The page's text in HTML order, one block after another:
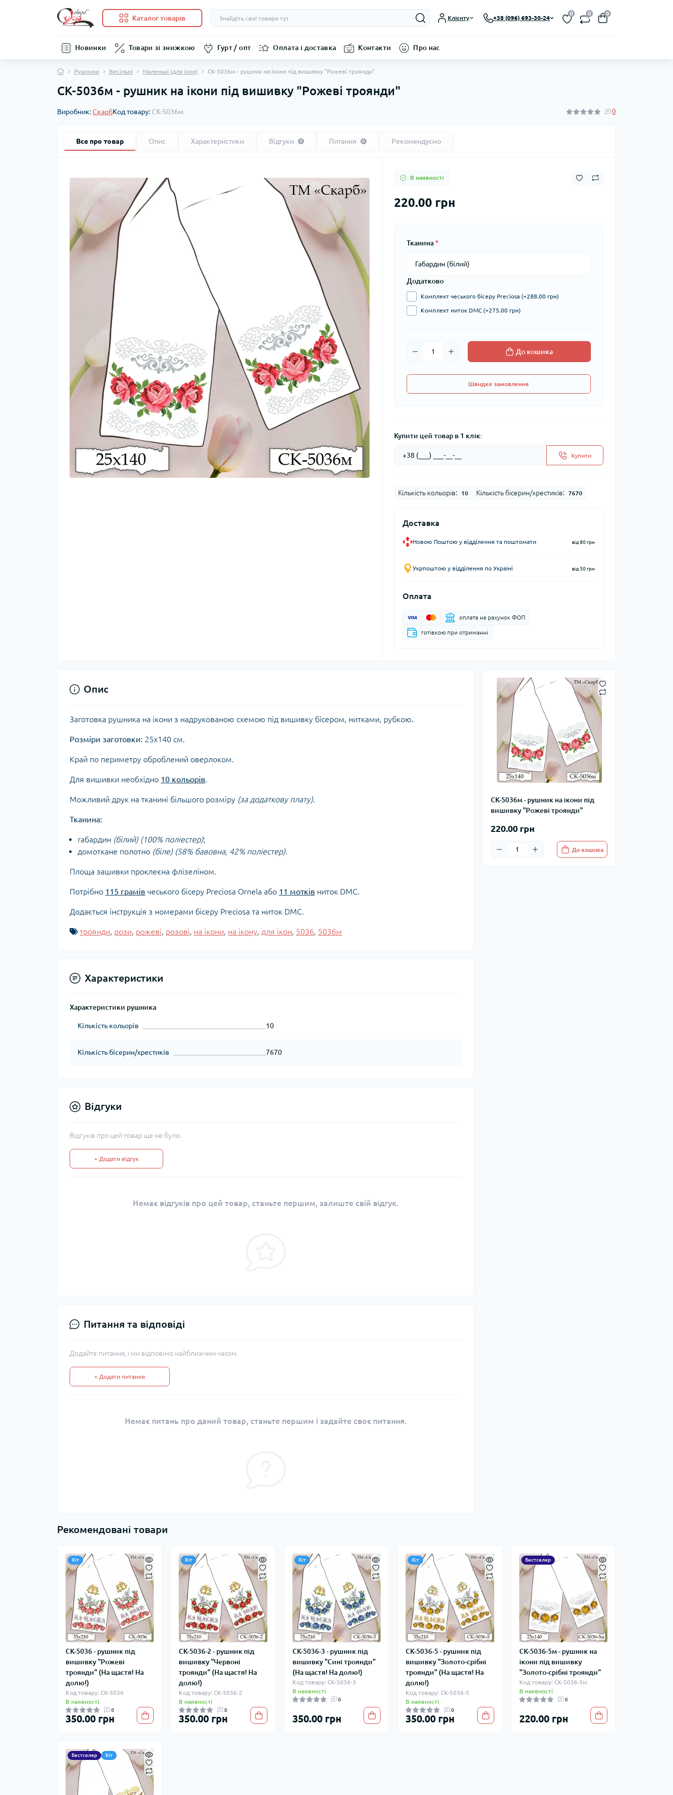
Каталог товарів Клієнту +38 (096) 693-30-24
0 0 0
Новинки Товари зі знижкою Гурт / опт Оплата і доставка Контакти Про нас
Рушники Весільні Маленькі (для ікон) СК-5036м - рушник на ікони під вишивку "Рожеві троянди"
СК-5036м - рушник на ікони під вишивку "Рожеві троянди"
Виробник:СкарбКод товару: СК-5036м 0
Все про товар Опис Характеристики Відгуки 0 Питання 0 Рекомендуємо
В наявності
220.00 грн
Тканина*
Додатково
Комплект чеського бісеру Preciosa (+288.00 грн)
Комплект ниток DMC (+275.00 грн)
До кошика
Швидке замовлення
Купити цей товар в 1 клік:
Купити
Кількість кольорів: 10 Кількість бісерин/хрестиків: 7670
Доставка
Новою Поштою у відділення та поштомати від 80 грн
Укрпоштою у відділення по Україні від 50 грн
Оплата
оплата на рахунок ФОП
готівкою при отриманні
СК-5036м - рушник на ікони під
вишивку "Рожеві троянди"
220.00 грн
До кошика
Опис
Заготовка рушника на ікони з надрукованою схемою під вишивку бісером, нитками, рубкою.
Розміри заготовки: 25х140 см.
Край по периметру оброблений оверлоком.
Для вишивки необхідно 10 кольорів.
Можливий друк на тканині більшого розміру (за додаткову плату).
Тканина:
габардин (білий) (100% поліестер);
домоткане полотно (біле) (58% бавовна, 42% поліестер).
Площа зашивки проклеєна флізеліном.
Потрібно 115 грамів чеського бісеру Preciosa Ornela або 11 мотків ниток DMC.
Додається інструкція з номерами бісеру Preciosa та ниток DMC.
троянди, рози, рожеві, розові, на ікони, на ікону, для ікон, 5036, 5036м
Характеристики
Характеристики рушника
Кількість кольорів 10
Кількість бісерин/хрестиків 7670
Відгуки
Відгуків про цей товар ще не було.
+ Додати відгук
Немає відгуків про цей товар, станьте першим, залиште свій відгук.
Питання та відповіді
Додайте питання, і ми відповімо найближчим часом.
+ Додати питання
Немає питань про даний товар, станьте першим і задайте своє питання.
Рекомендовані товари
Хіт
СК-5036 - рушник під
вишивку "Рожеві
троянди" (На щастя! На
долю!)
Код товару: СК-5036
В наявності
0
350.00 грн
Хіт
СК-5036-2 - рушник під
вишивку "Червоні
троянди" (На щастя! На
долю!)
Код товару: СК-5036-2
В наявності
0
350.00 грн
Хіт
СК-5036-3 - рушник під
вишивку "Сині троянди"
(На щастя! На долю!)
Код товару: СК-5036-3
В наявності
0
350.00 грн
Хіт
СК-5036-5 - рушник під
вишивку "Золото-срібні
троянди" (На щастя! На
долю!)
Код товару: СК-5036-5
В наявності
0
350.00 грн
Бестселер
СК-5036-5м - рушник на
ікони під вишивку
"Золото-срібні троянди"
Код товару: СК-5036-5м
В наявності
0
220.00 грн
Бестселер Хіт